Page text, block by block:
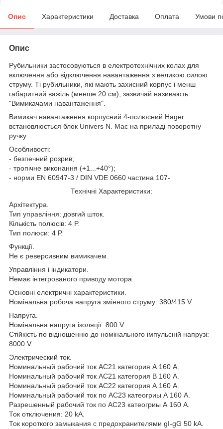
Опис Характеристики Доставка Оплата Умови
Опис
Рубильники застосовуються в електротехнічних колах для
включення або відключення навантаження з великою силою
струму. Ті рубильники, які мають захисний корпус і менш
габаритний важіль (менше 20 см), зазвичай називають
"Вимикачами навантаження".
Вимикач навантаження корпусний 4-полюсний Hager
встановлюється блок Univers N. Має на приладі поворотну
ручку.
Особливості:
- безпечний розрив;
- тропічне виконання (+1...+40°);
- норми EN 60947-3 / DIN VDE 0660 частина 107-
Технічні Характеристики:
Архітектура.
Тип управління: довгий шток.
Кількість полюсів: 4 Р.
Тип полюси: 4 Р.
Функції.
Не є реверсивним вимикачем.
Управління і індикатори.
Немає інтегрованого приводу мотора.
Основні електричні характеристики.
Номінальна робоча напруга змінного струму: 380/415 V.
Напруга.
Номінальна напруга ізоляції: 800 V.
Стійкість по відношенню до номінального імпульсній напрузі:
8000 V.
Электрический ток.
Номинальный рабочий ток АС21 категория А 160 A.
Номинальный рабочий ток АС21 категория В 160 A.
Номинальный рабочий ток АС22 категория А 160 A.
Номинальный рабочий ток по АС23 катеогриы А 160 A.
Разрешенный рабочий ток по АС23 катеогриы А 160 A.
Ток отключения: 20 kA.
Ток короткого замыкания с предохранителями gI-gG 50 kA.